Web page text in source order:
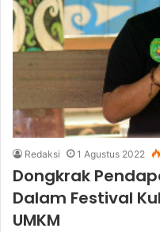
Redaksi 1 Agustus 2022
Dongkrak
Dalam Festival
UMKM